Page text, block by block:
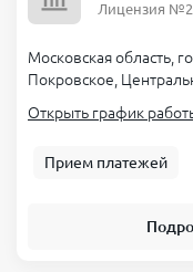
Лицензия
Московская область,
Покровское,
Открыть график
Прием платежей